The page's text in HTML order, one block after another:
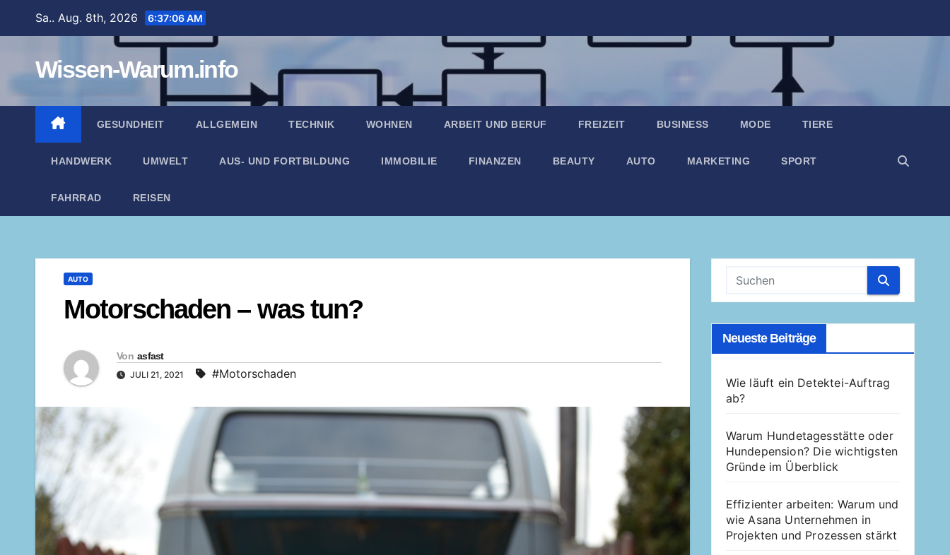
Sa.. Aug. 8th, 2026 6:37:07 AM
Wissen-Warum.info
GESUNDHEIT ALLGEMEIN TECHNIK WOHNEN ARBEIT UND BERUF FREIZEIT BUSINESS MODE TIERE
HANDWERK UMWELT AUS- UND FORTBILDUNG IMMOBILIE FINANZEN BEAUTY AUTO MARKETING SPORT
FAHRRAD REISEN
AUTO
Motorschaden – was tun?
Von asfast
JULI 21, 2021 #Motorschaden
Neueste Beiträge
Wie läuft ein Detektei-Auftrag
ab?
Warum Hundetagesstätte oder
Hundepension? Die wichtigsten
Gründe im Überblick
Effizienter arbeiten: Warum und
wie Asana Unternehmen in
Projekten und Prozessen stärkt